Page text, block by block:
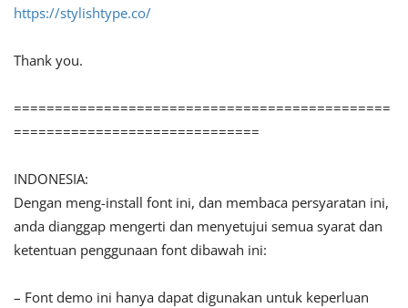
https://stylishtype.co/
Thank you.
==============================================
==============================
INDONESIA:
Dengan meng-install font ini, dan membaca persyaratan ini,
anda dianggap mengerti dan menyetujui semua syarat dan
ketentuan penggunaan font dibawah ini:
– Font demo ini hanya dapat digunakan untuk keperluan